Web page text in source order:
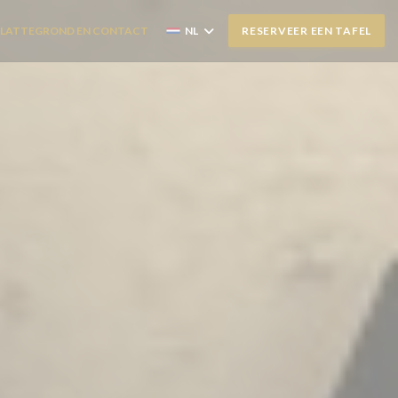
IN EEN NIEUW VENSTER))
EN CONTACT NL RESERVEER EEN TAFEL